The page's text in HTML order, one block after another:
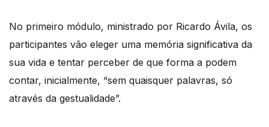
No primeiro módulo, ministrado por Ricardo Ávila, os
participantes vão eleger uma memória significativa da
sua vida e tentar perceber de que forma a podem
contar, inicialmente, “sem quaisquer palavras, só
através da gestualidade”.